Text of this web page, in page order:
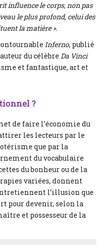
influence le corps, non pas
le plus profond, celui des
la matière ».
Inferno, publié
du célèbreDa Vinci
et fantastique, art et
?
de faire l’économie du
les lecteurs par le
que par la
du vocabulaire
du bonheur ou de la
variées, donnent
l’illusion que
pour devenir, selon la
et possesseur de la